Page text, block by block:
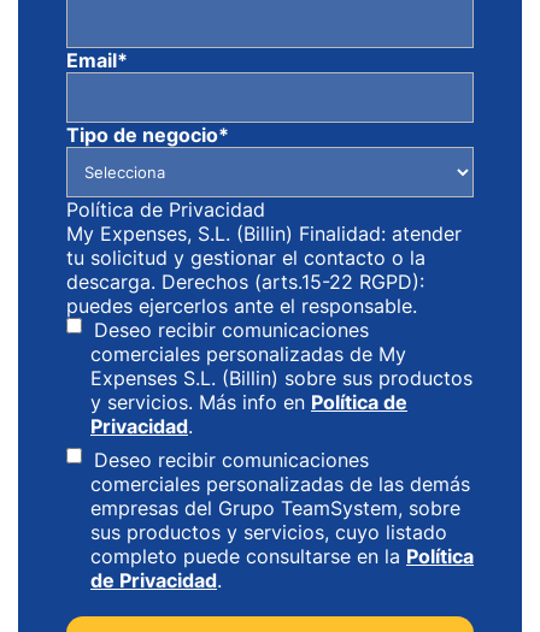
Email*
Tipo de negocio*
Política de Privacidad
My Expenses, S.L. (Billin) Finalidad: atender
tu solicitud y gestionar el contacto o la
descarga. Derechos (arts.15-22 RGPD):
puedes ejercerlos ante el responsable.
Deseo recibir comunicaciones
comerciales personalizadas de My
Expenses S.L. (Billin) sobre sus productos
y servicios. Más info en Política de
Privacidad.
Deseo recibir comunicaciones
comerciales personalizadas de las demás
empresas del Grupo TeamSystem, sobre
sus productos y servicios, cuyo listado
completo puede consultarse en la Política
de Privacidad.